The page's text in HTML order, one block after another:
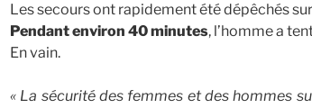
Les secours ont rapidement été dépêchés
Pendant environ 40 minutes, l’homme a
En vain.
« La sécurité des femmes et des hommes